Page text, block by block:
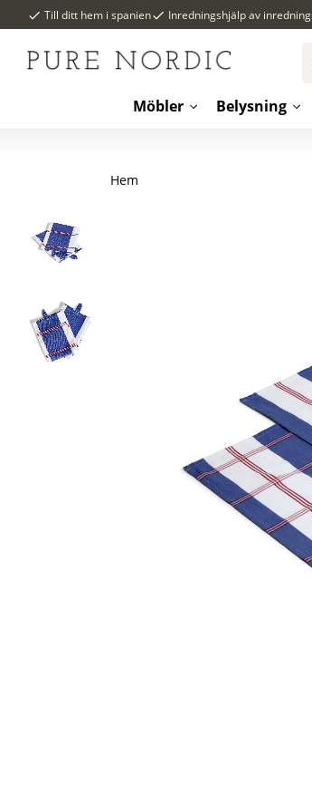
Till ditt hem i spanien Inredningshjälp av
Möbler Belysning
Hem